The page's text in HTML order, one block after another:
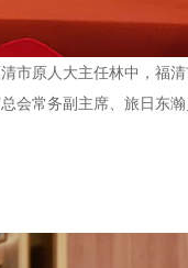
市原人大主任林中，福清
常务副主席、旅日东瀚